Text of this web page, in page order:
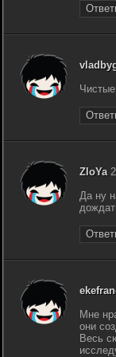
ZloYa
Да ну
Мне
они
Весь